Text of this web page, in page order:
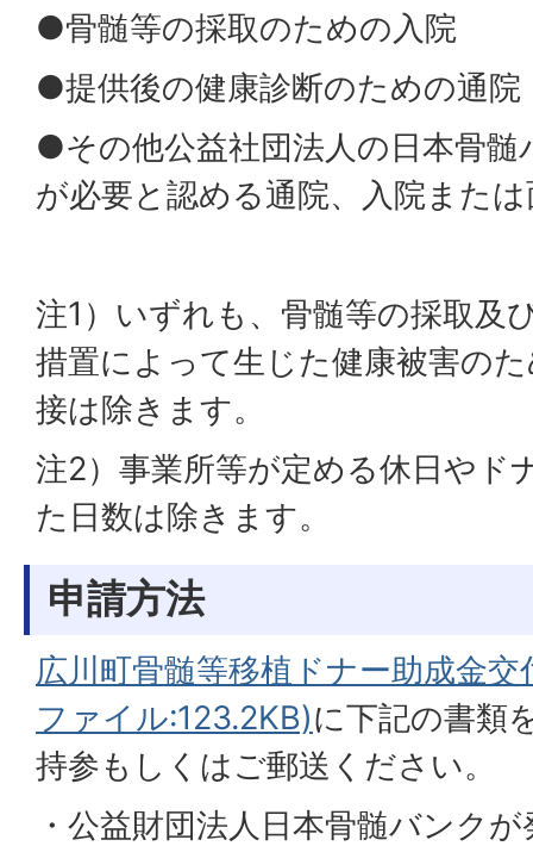
●骨髄等の採取のための入院
●提供後の健康診断のための通院
●その他公益社団法人の日本骨髄
が必要と認める通院、入院また
注1）いずれも、骨髄等の採取及
措置によって生じた健康被害の
接は除きます。
注2）事業所等が定める休日やド
た日数は除きます。
申請方法
広川町骨髄等移植ドナー助成金
ファイル:123.2KB)に下記の書類
持参もしくはご郵送ください。
・公益財団法人日本骨髄バンク